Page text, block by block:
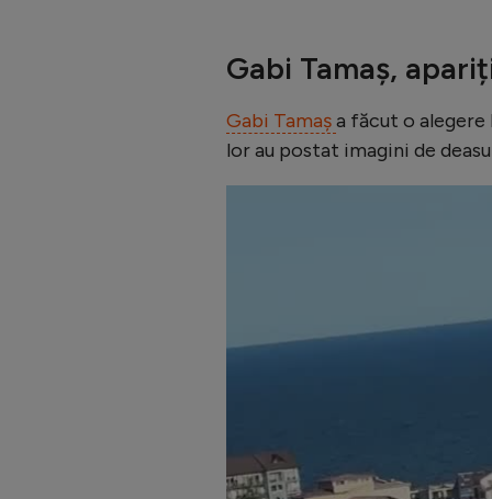
Gabi Tamaș,
Gabi Tamașa făcut o alegere
lor au postat imagini de